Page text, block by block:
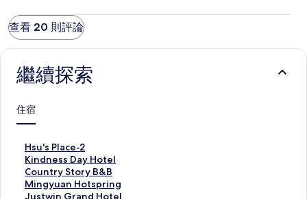
查看 20 則評論
繼續探索
住宿
Hsu's Place-2
H
s
u
'
s
Kindness Day Hotel
K
i
n
d
Country Story B&B
C
o
u
Mingyuan Hotspring
M
iJustwin Grand Hotel
J